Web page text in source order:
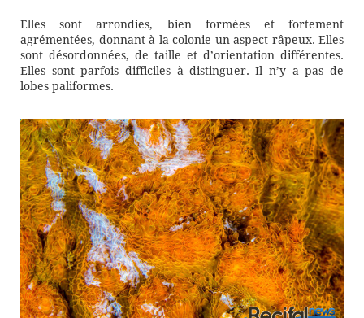
Elles sont arrondies, bien formées et fortement
agrémentées, donnant à la colonie un aspect râpeux. Elles
sont désordonnées, de taille et d’orientation différentes.
Elles sont parfois difficiles à distinguer. Il n’y a pas de
lobes paliformes.